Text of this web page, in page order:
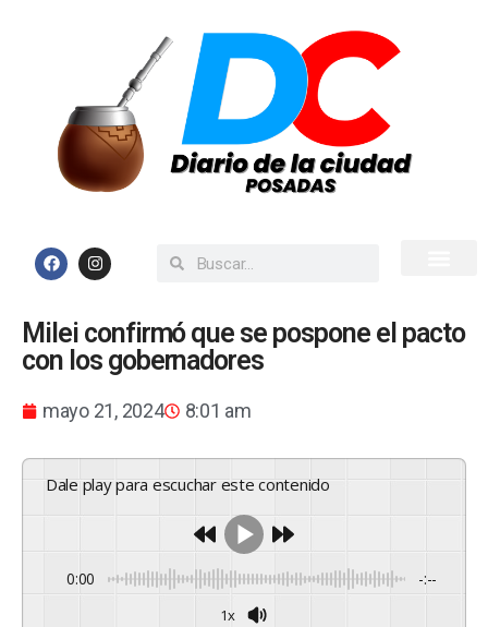
Milei confirmó que se pospone el pacto
con los gobernadores
mayo 21, 2024 8:01 am
Dale play para escuchar este contenido
0:00 -:--
1x